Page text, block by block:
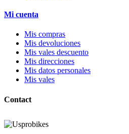
Mi cuenta
Mis compras
Mis devoluciones
Mis vales descuento
Mis direcciones
Mis datos personales
Mis vales
Contact